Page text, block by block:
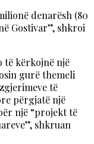
denarësh (80
Gostivar”, shkroi
të kërkojnë një
gurë themeli
të
përgjatë një
një “projekt të
shkruan